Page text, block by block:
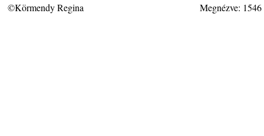
©Körmendy Regina Megnézve: